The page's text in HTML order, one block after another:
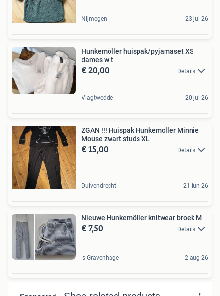
Nijmegen 23 jul 26
Hunkemöller huispak/pyjamaset XS
dames wit
€ 20,00 Details
Vlagtwedde 20 jul 26
ZGAN !!! Huispak Hunkemoller Minnie
Mouse zwart studs XL
€ 15,00 Details
Duivendrecht 21 jun 26
Nieuwe Hunkemöller knitwear broek M
€ 7,50 Details
's-Gravenhage 2 aug 26